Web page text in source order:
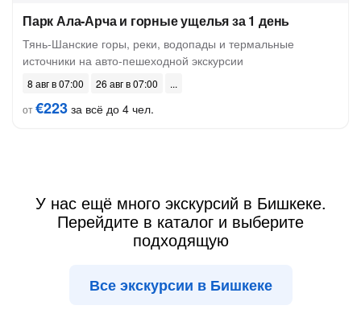
Парк Ала-Арча и горные ущелья за 1 день
Тянь-Шанские горы, реки, водопады и термальные
источники на авто-пешеходной экскурсии
8 авг в 07:00
26 авг в 07:00
от€223 за всё до 4 чел.
У нас ещё много экскурсий в Бишкеке.
Перейдите в каталог и выберите
подходящую
Все экскурсии в Бишкеке